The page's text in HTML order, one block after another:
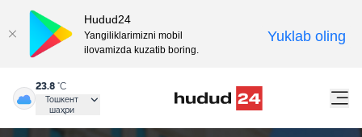
23.8 °C
Тошкент
шаҳри
Hudud24
Yangiliklarimizni mobil
ilovamizda kuzatib boring.
Yuklab oling